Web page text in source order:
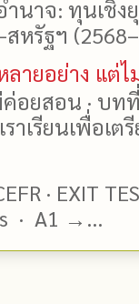
นาจ: ทุนเชิง
หรัฐฯ
ายอย่าง แต่ไ
ค่อยสอน · บ
ราเรียนเพื่อเต
· EXIT
· A1 →...